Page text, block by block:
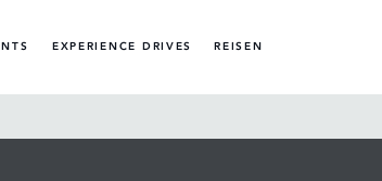
EXPERIENCE DRIVES REISEN